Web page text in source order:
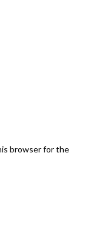
browser for the